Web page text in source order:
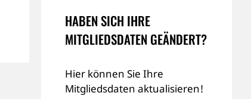
HABEN SICH IHRE
MITGLIEDSDATEN GEÄNDERT?
Hier können Sie Ihre
Mitgliedsdaten aktualisieren!